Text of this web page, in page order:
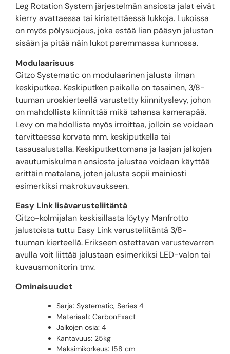
Leg Rotation System järjestelmän ansiosta jalat eivät
kierry avattaessa tai kiristettäessä lukkoja. Lukoissa
on myös pölysuojaus, joka estää lian pääsyn jalustan
sisään ja pitää näin lukot paremmassa kunnossa.
Modulaarisuus
Gitzo Systematic on modulaarinen jalusta ilman
keskiputkea. Keskiputken paikalla on tasainen, 3/8-
tuuman uroskierteellä varustetty kiinnityslevy, johon
on mahdollista kiinnittää mikä tahansa kamerapää.
Levy on mahdollista myös irroittaa, jolloin se voidaan
tarvittaessa korvata mm. keskiputkella tai
tasausalustalla. Keskiputkettomana ja laajan jalkojen
avautumiskulman ansiosta jalustaa voidaan käyttää
erittäin matalana, joten jalusta sopii mainiosti
esimerkiksi makrokuvaukseen.
Easy Link lisävarusteliitäntä
Gitzo-kolmijalan keskisillasta löytyy Manfrotto
jalustoista tuttu Easy Link varusteliitäntä 3/8-
tuuman kierteellä. Erikseen ostettavan varustevarren
avulla voit liittää jalustaan esimerkiksi LED-valon tai
kuvausmonitorin tmv.
Ominaisuudet
Sarja: Systematic, Series 4
Materiaali: CarbonExact
Jalkojen osia: 4
Kantavuus: 25kg
Maksimikorkeus: 158 cm